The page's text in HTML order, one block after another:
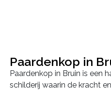
Paardenkop in
Paardenkop in Bruin is een
schilderij waarin de kracht